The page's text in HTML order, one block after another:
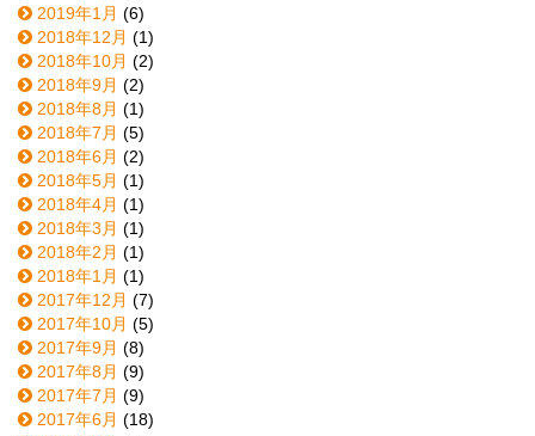
2019年1月 (6)
2018年12月 (1)
2018年10月 (2)
2018年9月 (2)
2018年8月 (1)
2018年7月 (5)
2018年6月 (2)
2018年5月 (1)
2018年4月 (1)
2018年3月 (1)
2018年2月 (1)
2018年1月 (1)
2017年12月 (7)
2017年10月 (5)
2017年9月 (8)
2017年8月 (9)
2017年7月 (9)
2017年6月 (18)